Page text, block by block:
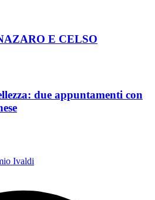
E CELSO
due appuntamenti con
Ivaldi